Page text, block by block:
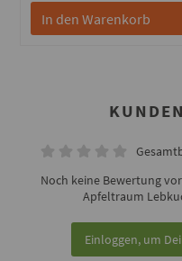
In den Warenkorb
Noch keine Bewertung
Apfeltraum
Einloggen, um